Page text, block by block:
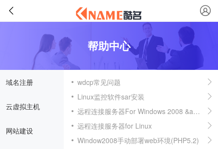
帮助中心
域名注册
云虚拟主机
网站建设
wdcp常见问题
Linux监控软件sar安装
远程连接服务器For Windows 2008 &amp; 2012
远程连接服务器for Linux
Window2008手动部署web环境(PHP5.2)